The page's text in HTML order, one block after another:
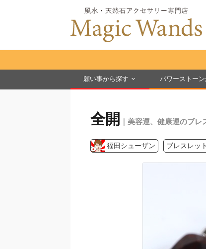
願い事から探す パワーストー
全開 ｜美容運、健康運のブレ
福田シューザン ブレスレッ